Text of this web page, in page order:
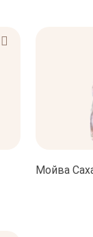
Мойва